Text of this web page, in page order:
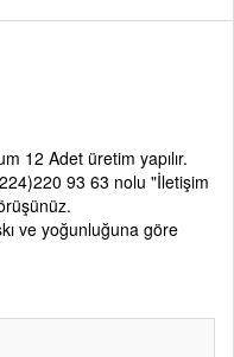
12 Adet üretim yapılır.
93 63 nolu "İletişim
ve yoğunluğuna göre